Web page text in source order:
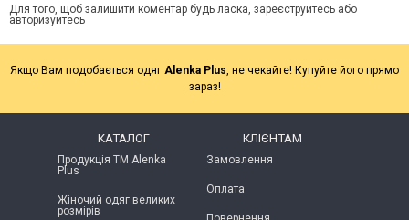
Для того, щоб залишити коментар будь ласка, зареєструйтесь або
авторизуйтесь
Якщо Вам подобається одяг Alenka Plus, не чекайте! Купуйте його прямо
зараз!
КАТАЛОГ
Продукція ТМ Alenka
Plus
Жіночий одяг великих
розмірів
КЛІЄНТАМ
Замовлення
Оплата